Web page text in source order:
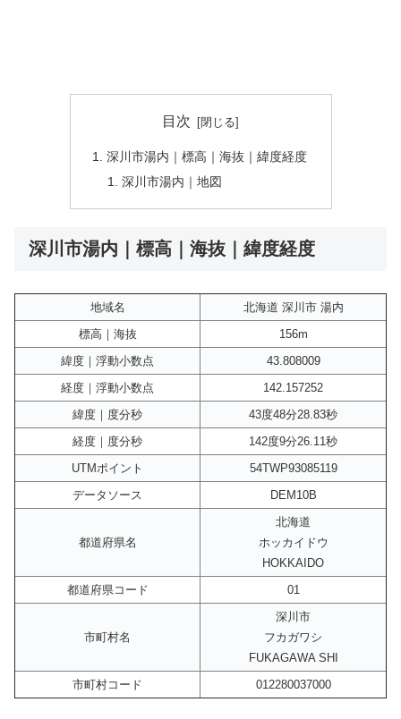
目次
深川市湯内｜標高｜海抜｜緯度経度
深川市湯内｜地図
深川市湯内｜標高｜海抜｜緯度経度
地域名
北海道 深川市 湯内
標高｜海抜
156m
緯度｜浮動小数点
43.808009
経度｜浮動小数点
142.157252
緯度｜度分秒
43度48分28.83秒
経度｜度分秒
142度9分26.11秒
UTMポイント
54TWP93085119
データソース
DEM10B
都道府県名
北海道
ホッカイドウ
HOKKAIDO
都道府県コード
01
市町村名
深川市
フカガワシ
FUKAGAWA SHI
市町村コード
012280037000